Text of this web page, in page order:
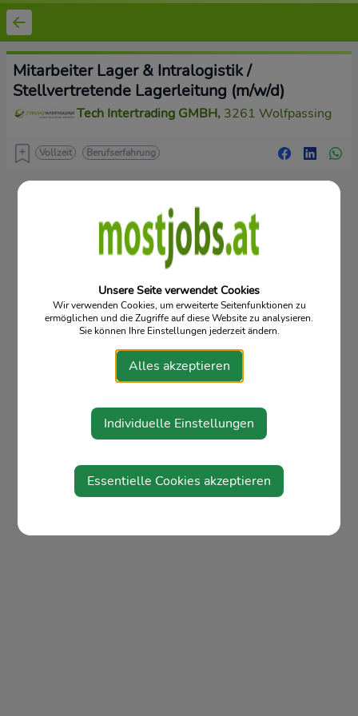
Mitarbeiter Lager & Intralogistik /
Stellvertretende Lagerleitung (m/w/d)
Tech Intertrading GMBH, 3261 Wolfpassing
Vollzeit Berufserfahrung
Vorgartenstraße 12/5/6, 3340 Waidhofen an der Ybbs
Mostjobs - niederösterreichischer Online Stellenmarkt für Ihre
Karriere
Datenschutz
Kontakt Impressum
Unsere Seite verwendet Cookies
Wir verwenden Cookies, um erweiterte Seitenfunktionen zu
ermöglichen und die Zugriffe auf diese Website zu analysieren.
Sie können Ihre Einstellungen jederzeit ändern.
Alles akzeptieren
Individuelle Einstellungen
Essentielle Cookies akzeptieren